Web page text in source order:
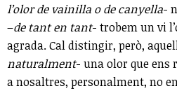
l’olor de vainilla o de canyella-
–de tant en tant- trobem un vi
agrada. Cal distingir, però,
naturalment- una olor que ens
a nosaltres, personalment, no